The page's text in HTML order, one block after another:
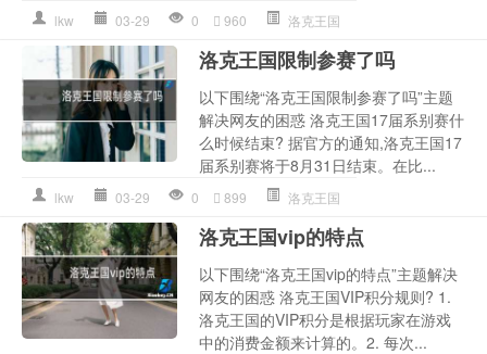
lkw 03-29 0 960 洛克王国
洛克王国限制参赛了吗
以下围绕“洛克王国限制参赛了吗”主题
解决网友的困惑 洛克王国17届系别赛什
么时候结束? 据官方的通知,洛克王国17
届系别赛将于8月31日结束。在比...
lkw 03-29 0 899 洛克王国
洛克王国vip的特点
以下围绕“洛克王国vip的特点”主题解决
网友的困惑 洛克王国VIP积分规则? 1.
洛克王国的VIP积分是根据玩家在游戏
中的消费金额来计算的。2. 每次...